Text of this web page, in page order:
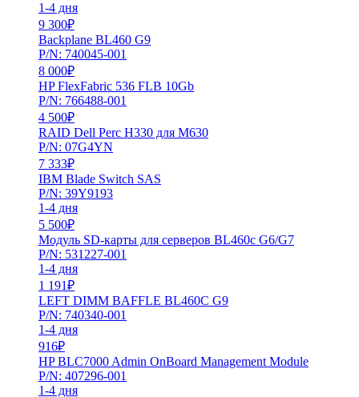
1-4 дня
9 300₽
Backplane BL460 G9
P/N: 740045-001
8 000₽
HP FlexFabric 536 FLB 10Gb
P/N: 766488-001
4 500₽
RAID Dell Perc H330 для M630
P/N: 07G4YN
7 333₽
IBM Blade Switch SAS
P/N: 39Y9193
1-4 дня
5 500₽
Модуль SD-карты для серверов BL460c G6/G7
P/N: 531227-001
1-4 дня
1 191₽
LEFT DIMM BAFFLE BL460C G9
P/N: 740340-001
1-4 дня
916₽
HP BLC7000 Admin OnBoard Management Module
P/N: 407296-001
1-4 дня